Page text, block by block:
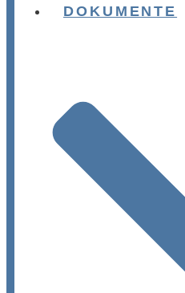
DOKUMENTE